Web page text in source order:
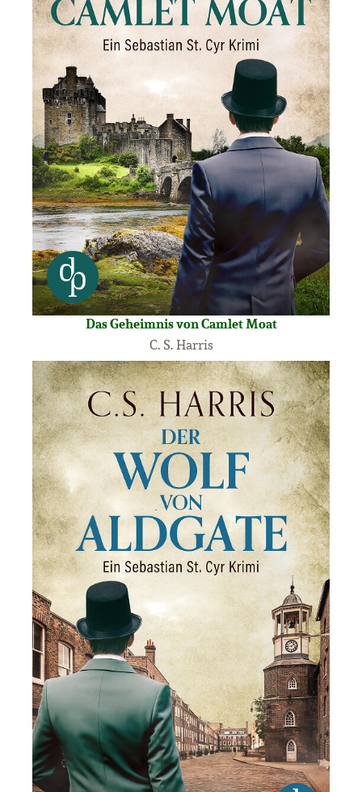
Das Geheimnis von Camlet Moat
C. S. Harris